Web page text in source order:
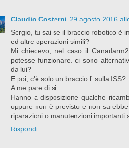
Claudio Costerni 29 agosto 2016
Sergio, tu sai se il braccio robotico è
ed altre operazioni simili?
Mi chiedevo, nel caso il
potesse funzionare, ci sono
da lui?
E poi, c'è solo un braccio lì sulla ISS?
A me pare di si.
Hanno a disposizione qualche
oppure non è previsto e non
riparazioni o manutenzioni importanti
Rispondi